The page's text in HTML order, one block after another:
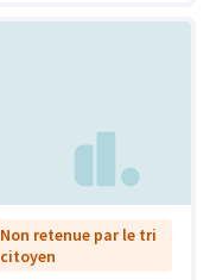
Non retenue par le tri
citoyen